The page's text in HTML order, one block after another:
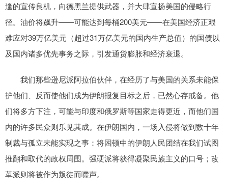
逢的宣传良机，向德黑兰提供武器，并大肆宣扬美国的侵略行
径。油价将飙升——可能达到每桶200美元——在美国经济正艰
难应对39万亿美元（超过31万亿美元的国内生产总值）的国债以
及国内诸多优先事务之际，引发通货膨胀和经济衰退。
我们那些逊尼派阿拉伯伙伴，在经历了与美国的关系未能保
护他们、反而使他们成为伊朗报复目标之后，已然心存戒备。他
们将多方下注，可能与印度和俄罗斯等国家走得更近，而他们国
内的许多民众则乐见其成。在伊朗国内，一场入侵将做到数十年
制裁与孤立未能实现之事：将困顿中的伊朗人民团结在我们试图
推翻和取代的政权周围。强硬派将获得凝聚民族主义的口号；改
革派则将被作为叛徒而噤声。